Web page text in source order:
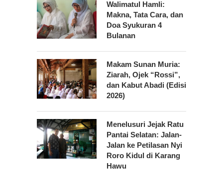
Walimatul Hamli:
Makna, Tata Cara, dan
Doa Syukuran 4
Bulanan
Makam Sunan Muria:
Ziarah, Ojek “Rossi”,
dan Kabut Abadi (Edisi
2026)
Menelusuri Jejak Ratu
Pantai Selatan: Jalan-
Jalan ke Petilasan Nyi
Roro Kidul di Karang
Hawu